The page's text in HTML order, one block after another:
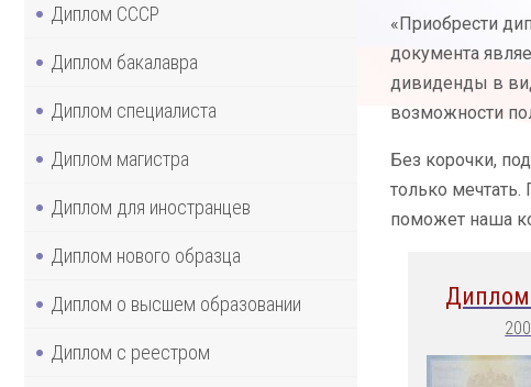
Диплом СССР
Диплом бакалавра
Диплом специалиста
Диплом магистра
Диплом для иностранцев
Диплом нового образца
Диплом о высшем образовании
Диплом с реестром
«Приобрести
документа
дивиденды в
возможности
Без корочки,
только
поможет наша
Диплом